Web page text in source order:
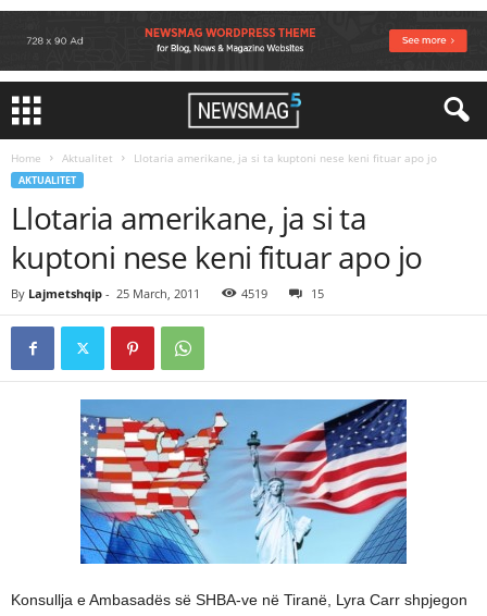
Home Aktualitet Llotaria amerikane, ja si ta kuptoni nese keni fituar apo jo
AKTUALITET
Llotaria amerikane, ja si ta
kuptoni nese keni fituar apo jo
By Lajmetshqip - 25 March, 2011 4519 15
Konsullja e Ambasadës së SHBA-ve në Tiranë, Lyra Carr shpjegon